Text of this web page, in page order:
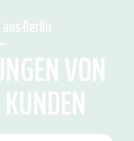
Berlin
VON